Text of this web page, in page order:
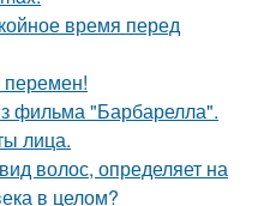
время перед
перемен!
фильма "Барбарелла".
лица.
волос, определяет на
в целом?